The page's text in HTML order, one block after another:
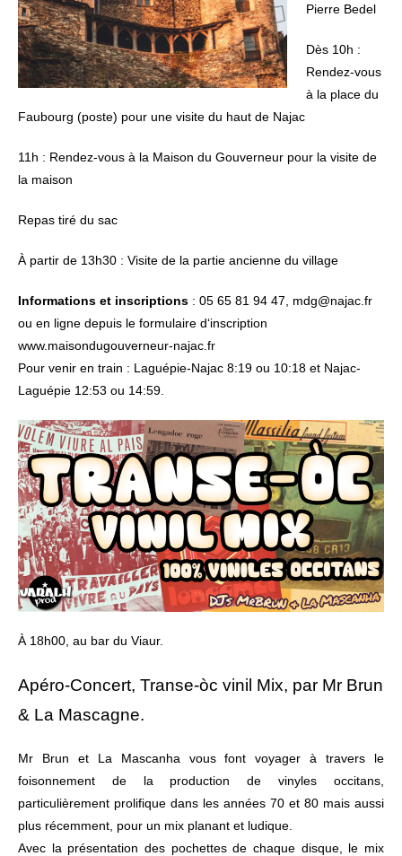
Pierre Bedel
Dès 10h :
Rendez-vous
à la place du
Faubourg (poste) pour une visite du haut de Najac
11h : Rendez-vous à la Maison du Gouverneur pour la visite de
la maison
Repas tiré du sac
À partir de 13h30 : Visite de la partie ancienne du village
Informations et inscriptions : 05 65 81 94 47, mdg@najac.fr
ou en ligne depuis le formulaire d‘inscription
www.maisondugouverneur-najac.fr
Pour venir en train : Laguépie-Najac 8:19 ou 10:18 et Najac-
Laguépie 12:53 ou 14:59.
À 18h00, au bar du Viaur.
Apéro-Concert, Transe-òc vinil Mix, par Mr Brun
& La Mascagne.
Mr Brun et La Mascanha vous font voyager à travers le
foisonnement de la production de vinyles occitans,
particulièrement prolifique dans les années 70 et 80 mais aussi
plus récemment, pour un mix planant et ludique.
Avec la présentation des pochettes de chaque disque, le mix